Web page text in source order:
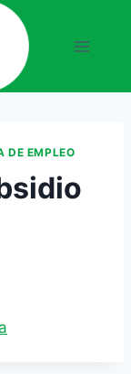
DE EMPLEO